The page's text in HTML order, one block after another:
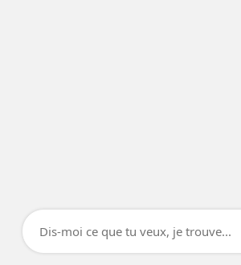
Dis-moi ce que tu veux, je trouve...